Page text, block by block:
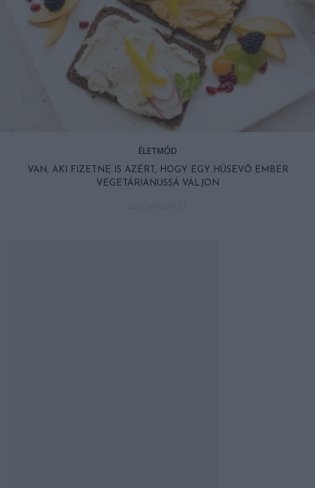
ÉLETMÓD
VAN, AKI FIZETNE IS AZÉRT, HOGY EGY HÚSEVŐ EMBER
VEGETÁRIÁNUSSÁ VÁLJON